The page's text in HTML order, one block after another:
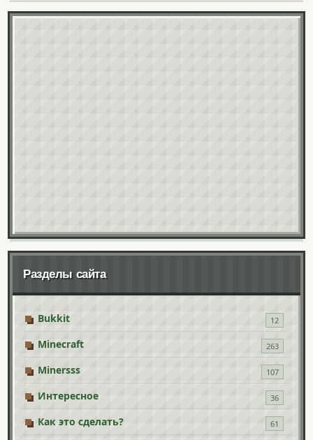
Разделы сайта
Bukkit 12
Minecraft 263
Minersss 107
Интересное 36
Как это сделать? 61